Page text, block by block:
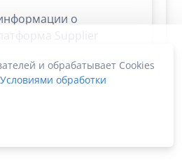
о
Supplier
и обрабатывает Cookies
Условиями обработки